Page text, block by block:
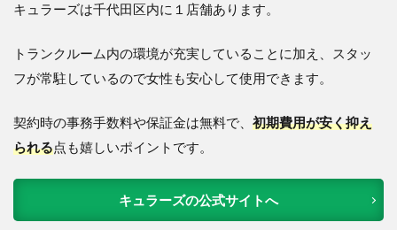
キュラーズは千代田区内に１店舗あります。
トランクルーム内の環境が充実していることに加え、スタッ
フが常駐しているので女性も安心して使用できます。
契約時の事務手数料や保証金は無料で、 初期費用が安く抑え
られる点も嬉しいポイントです。
キュラーズの公式サイトへ